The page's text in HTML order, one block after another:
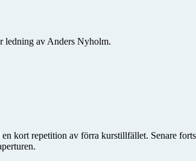
ledning av Anders Nyholm.
kort repetition av förra kurstillfället. Senare